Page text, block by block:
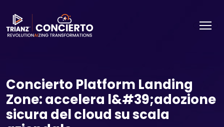
Concierto Platform Landing
Zone: accelera l&#39;adozione
sicura del cloud su scala